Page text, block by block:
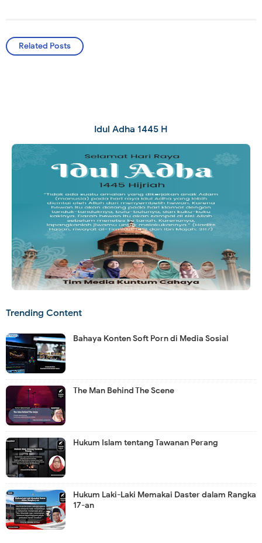
Related Posts
Idul Adha 1445 H
Trending Content
Bahaya Konten Soft Porn di Media Sosial
The Man Behind The Scene
Hukum Islam tentang Tawanan Perang
Hukum Laki-Laki Memakai Daster dalam Rangka
17-an